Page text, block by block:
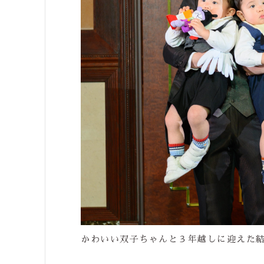
かわいい双子ちゃんと３年越しに迎えた